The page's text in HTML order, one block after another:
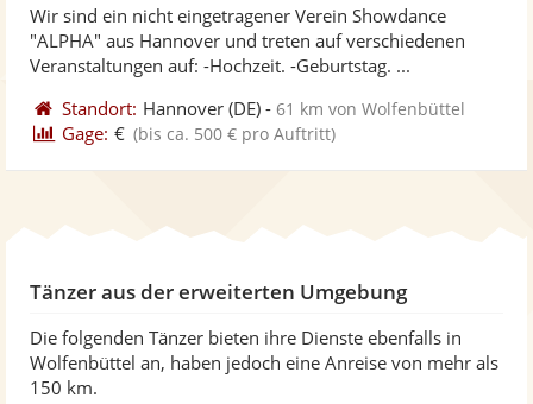
Wir sind ein nicht eingetragener Verein Showdance
"ALPHA" aus Hannover und treten auf verschiedenen
Veranstaltungen auf: -Hochzeit. -Geburtstag. ...
Standort: Hannover (DE) -61 km von Wolfenbüttel
Gage: € (bis ca. 500 € pro Auftritt)
Tänzer aus der erweiterten Umgebung
Die folgenden Tänzer bieten ihre Dienste ebenfalls in
Wolfenbüttel an, haben jedoch eine Anreise von mehr als
150 km.